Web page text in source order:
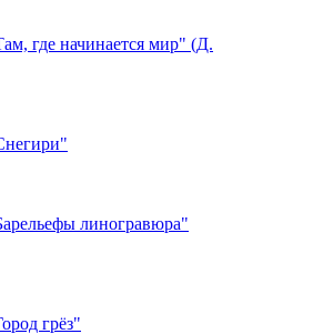
где начинается мир" (Д.
линогравюра"
грёз"